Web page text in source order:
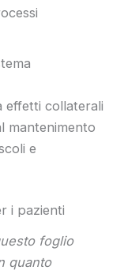
effetti collaterali
mantenimento
e
i pazienti
foglio
quanto